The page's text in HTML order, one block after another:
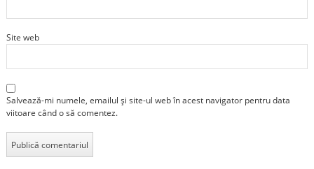
Site web
Salvează-mi numele, emailul și site-ul web în acest navigator pentru data
viitoare când o să comentez.